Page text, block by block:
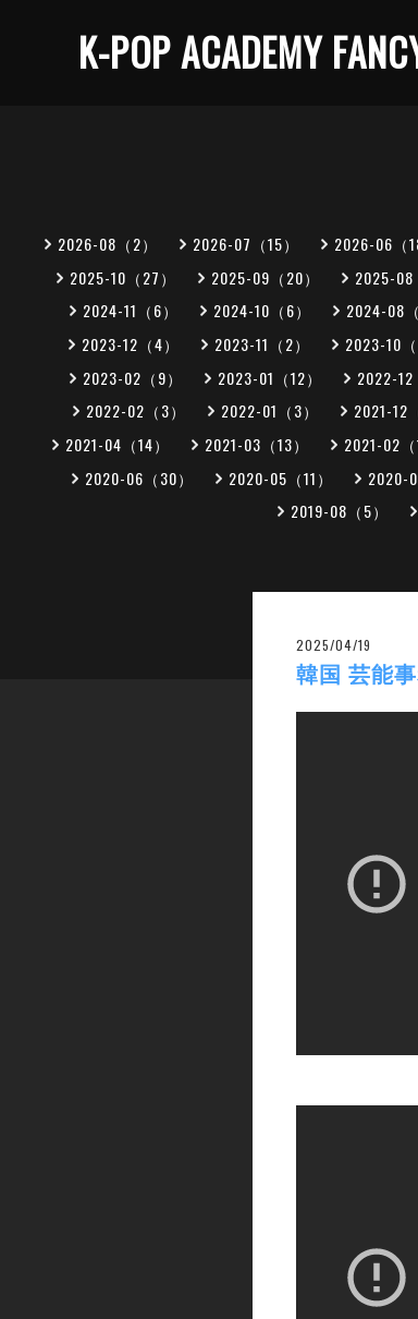
K-POP ACADEMY
2026-08（2） 2026-07（15） 2026-06（
2025-10（27）
2025-09（20） 2025-08
2024-11（6）
2024-10（6） 2024-08（
2023-12（4）
2023-11（2） 2023-10（
2023-02（9）
2023-01（12） 2022-12
2022-02（3）
2022-01（3） 2021-12
2021-04（14）
2021-03（13） 2021-02（
2020-06（30）
2020-05（11） 2020-
2019-08（5）
2025/04/19
韓国 芸能